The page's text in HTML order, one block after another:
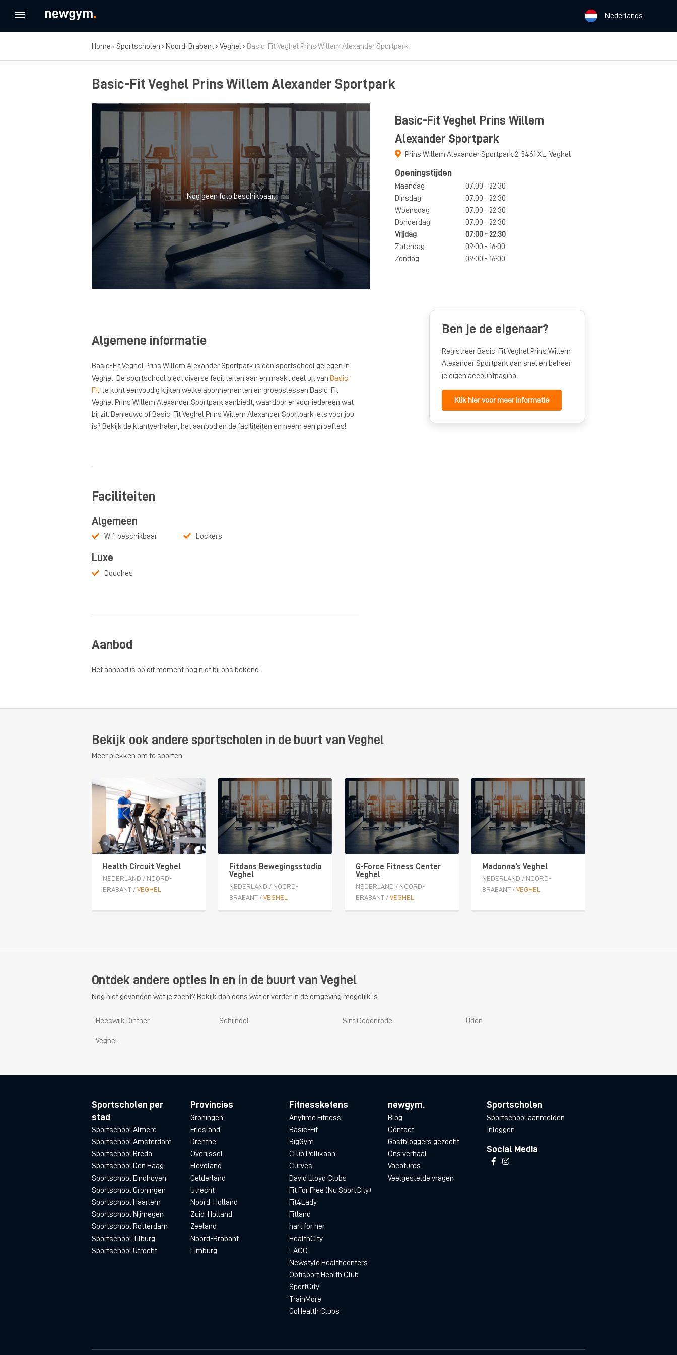
Nederlands
Home › Sportscholen › Noord-Brabant › Veghel › Basic-Fit Veghel Prins Willem Alexander Sportpark
Basic-Fit Veghel Prins Willem Alexander Sportpark
Nog geen foto beschikbaar.
Basic-Fit Veghel Prins Willem
Alexander Sportpark
Prins Willem Alexander Sportpark 2 5461 XL Veghel
Openingstijden
Maandag
07:00 - 22:30
Dinsdag
07:00 - 22:30
Woensdag
07:00 - 22:30
Donderdag
07:00 - 22:30
Vrijdag
07:00 - 22:30
Zaterdag
09:00 - 16:00
Zondag
09:00 - 16:00
Algemene informatie
Basic-Fit Veghel Prins Willem Alexander Sportpark is een sportschool gelegen in
Veghel. De sportschool biedt diverse faciliteiten aan en maakt deel uit van Basic-
Fit . Je kunt eenvoudig kijken welke abonnementen en groepslessen Basic-Fit
Veghel Prins Willem Alexander Sportpark aanbiedt, waardoor er voor iedereen wat
bij zit. Benieuwd of Basic-Fit Veghel Prins Willem Alexander Sportpark iets voor jou
is? Bekijk de klantverhalen, het aanbod en de faciliteiten en neem een proefles!
Faciliteiten
Algemeen
Wifi beschikbaar Lockers
Luxe
Douches
Aanbod
Het aanbod is op dit moment nog niet bij ons bekend.
Ben je de eigenaar?
Registreer Basic-Fit Veghel Prins Willem
Alexander Sportpark dan snel en beheer
je eigen accountpagina.
Klik hier voor meer informatie
Bekijk ook andere sportscholen in de buurt van Veghel
Meer plekken om te sporten
Health Circuit Veghel
NEDERLAND / NOORD-
BRABANT/ VEGHEL
Fitdans Bewegingsstudio
Veghel
NEDERLAND / NOORD-
BRABANT/ VEGHEL
G-Force Fitness Center
Veghel
NEDERLAND / NOORD-
BRABANT /VEGHEL
Madonna’s Veghel
NEDERLAND / NOORD-
BRABANT /VEGHEL
Ontdek andere opties in en in de buurt van Veghel
Nog niet gevonden wat je zocht? Bekijk dan eens wat er verder in de omgeving mogelijk is.
Heeswijk Dinther Schijndel Sint Oedenrode Uden
Veghel
Sportscholen per
stad
Sportschool Almere
Sportschool Amsterdam
Sportschool Breda
Sportschool Den Haag
Sportschool Eindhoven
Sportschool Groningen
Sportschool Haarlem
Sportschool Nijmegen
Sportschool Rotterdam
Sportschool Tilburg
Sportschool Utrecht
Provincies
Groningen
Friesland
Drenthe
Overijssel
Flevoland
Gelderland
Utrecht
Noord-Holland
Zuid-Holland
Zeeland
Noord-Brabant
Limburg
Fitnessketens
Anytime Fitness
Basic-Fit
BigGym
Club Pellikaan
Curves
David Lloyd Clubs
Fit For Free (Nu SportCity)
Fit4Lady
Fitland
hart for her
HealthCity
LACO
Newstyle Healthcenters
Optisport Health Club
SportCity
TrainMore
GoHealth Clubs
newgym.
Blog
Contact
Gastbloggers gezocht
Ons verhaal
Vacatures
Veelgestelde vragen
Sportscholen
Sportschool aanmelden
Inloggen
Social Media